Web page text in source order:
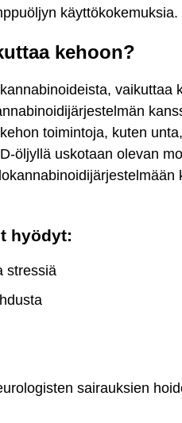
käyttökokemuksia.
kehoon?
vaikuttaa
toimintoja, kuten
öljyllä uskotaan olevan
hyödyt:
stressiä
sairauksien